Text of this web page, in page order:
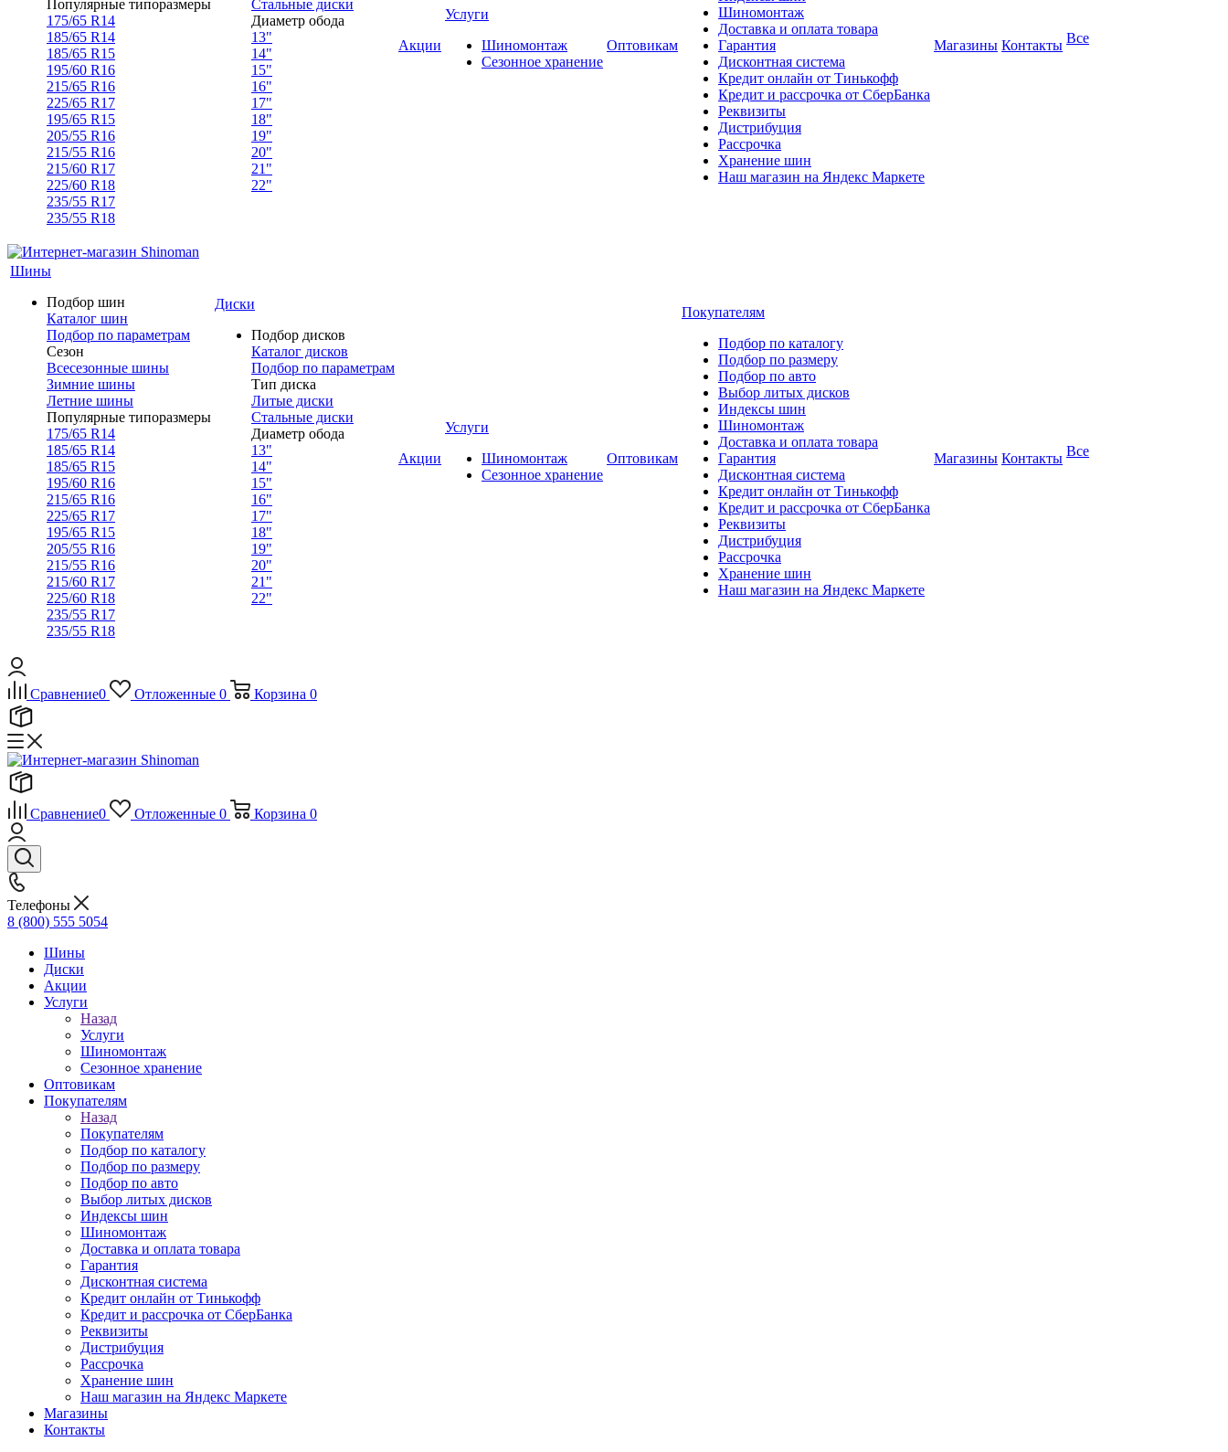
Популярные типоразмеры
175/65 R14
185/65 R14
185/65 R15
195/60 R16
215/65 R16
225/65 R17
195/65 R15
205/55 R16
215/55 R16
215/60 R17
225/60 R18
235/55 R17
235/55 R18
Стальные диски
Диаметр обода
13"
14"
15"
16"
17"
18"
19"
20"
21"
22"
Акции
Услуги
Шиномонтаж
Сезонное хранение
Оптовикам
Шиномонтаж
Доставка и оплата товара
Гарантия
Дисконтная система
Кредит онлайн от Тинькофф
Кредит и рассрочка от СберБанка
Реквизиты
Дистрибуция
Рассрочка
Хранение шин
Наш магазин на Яндекс Маркете
Магазины Контакты Все
Шины
Подбор шин
Каталог шин
Подбор по параметрам
Сезон
Всесезонные шины
Зимние шины
Летние шины
Популярные типоразмеры
175/65 R14
185/65 R14
185/65 R15
195/60 R16
215/65 R16
225/65 R17
195/65 R15
205/55 R16
215/55 R16
215/60 R17
225/60 R18
235/55 R17
235/55 R18
Диски
Подбор дисков
Каталог дисков
Подбор по параметрам
Тип диска
Литые диски
Стальные диски
Диаметр обода
13"
14"
15"
16"
17"
18"
19"
20"
21"
22"
Акции
Услуги
Шиномонтаж
Сезонное хранение
Оптовикам
Покупателям
Подбор по каталогу
Подбор по размеру
Подбор по авто
Выбор литых дисков
Индексы шин
Шиномонтаж
Доставка и оплата товара
Гарантия
Дисконтная система
Кредит онлайн от Тинькофф
Кредит и рассрочка от СберБанка
Реквизиты
Дистрибуция
Рассрочка
Хранение шин
Наш магазин на Яндекс Маркете
Магазины Контакты Все
Сравнение0 Отложенные 0 Корзина 0
Сравнение0 Отложенные 0 Корзина 0
Телефоны
8 (800) 555 5054
Шины
Диски
Акции
Услуги
Назад
Услуги
Шиномонтаж
Сезонное хранение
Оптовикам
Покупателям
Назад
Покупателям
Подбор по каталогу
Подбор по размеру
Подбор по авто
Выбор литых дисков
Индексы шин
Шиномонтаж
Доставка и оплата товара
Гарантия
Дисконтная система
Кредит онлайн от Тинькофф
Кредит и рассрочка от СберБанка
Реквизиты
Дистрибуция
Рассрочка
Хранение шин
Наш магазин на Яндекс Маркете
Магазины
Контакты